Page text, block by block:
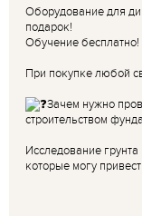
Оборудование для
подарок!
Обучение бесплатно!
При покупке любой
Зачем нужно
строительством
Исследование
которые могу